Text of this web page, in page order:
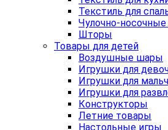
Текстиль для
Чулочно-носочные
Шторы
Товары для детей
Воздушные шары
Игрушки для
Игрушки для
Игрушки для
Конструкторы
Летние товары
Настольные игры